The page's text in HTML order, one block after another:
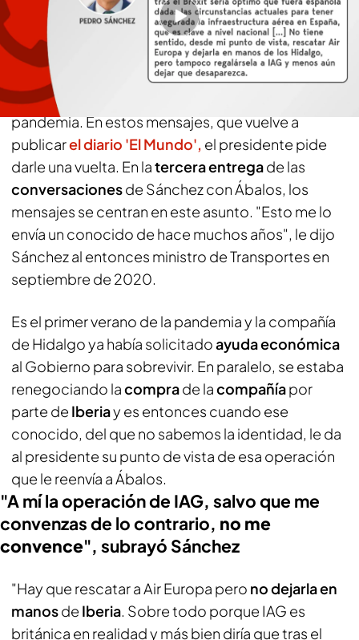
"Esto me lo envía un conocido de hace
muchos años", le dijo Sánchez a Ábalos
Pedro Sánchez y José Luis Ábalos hablaron del
rescate de Air Europa durante el verano de la
pandemia. En estos mensajes, que vuelve a
publicarel diario 'El Mundo', el presidente pide
darle una vuelta. En latercera entregade las
conversacionesde Sánchez con Ábalos, los
mensajes se centran en este asunto. "Esto me lo
envía un conocido de hace muchos años", le dijo
Sánchez al entonces ministro de Transportes en
septiembre de 2020.
Es el primer verano de la pandemia y la compañía
de Hidalgo ya había solicitadoayuda económica
al Gobierno para sobrevivir. En paralelo, se estaba
renegociando lacomprade lacompañíapor
parte de Iberiay es entonces cuando ese
conocido, del que no sabemos la identidad, le da
al presidente su punto de vista de esa operación
que le reenvía a Ábalos.
"A mí la operación de IAG, salvo que me
convenzas de lo contrario, no me
convence", subrayó Sánchez
"Hay que rescatar a Air Europa pero no dejarla en
manosde Iberia. Sobre todo porque IAG es
británica en realidad y más bien diría que tras el